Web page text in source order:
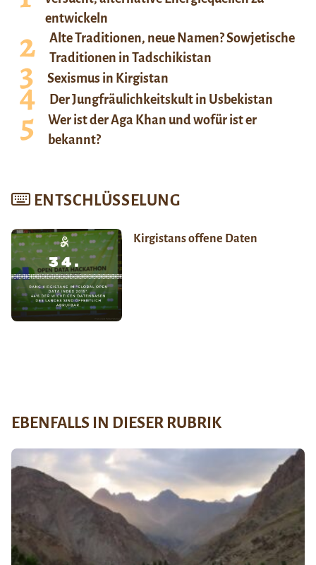
entwickeln
Alte Traditionen, neue Namen? Sowjetische
Traditionen in Tadschikistan
Sexismus in Kirgistan
Der Jungfräulichkeitskult in Usbekistan
Wer ist der Aga Khan und wofür ist er
bekannt?
ENTSCHLÜSSELUNG
Kirgistans offene Daten
EBENFALLS IN DIESER RUBRIK